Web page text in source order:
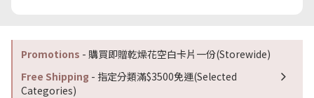
Promotions - 購買即贈乾燥花空白卡片一份(Storewide)
Free Shipping - 指定分類滿$3500免運(Selected
Categories)